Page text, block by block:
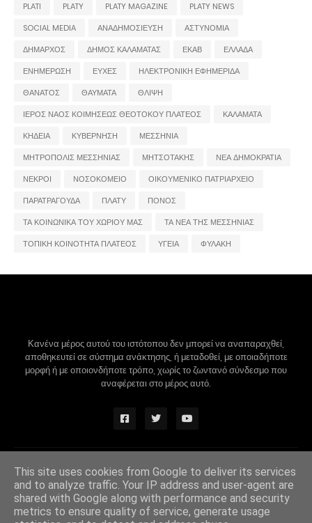
PLATI PLATY PLATY MAGAZINE
PLATY NEWS
SOCIAL MEDIA
ΑΝΑΔΗΜΟΣΙΕΥΣΗ
ΑΣΤΥΝΟΜΙΑ
ΔΗΜΑΡΧΟΣ
ΔΗΜΟΣ ΚΑΛΑΜΑΤΑΣ ΕΚΑΒ
ΕΛΛΑΔΑ
ΕΝΗΜΕΡΩΣΗ
ΕΥΧΕΣ
ΗΛΕΚΤΡΟΝΙΚΗ ΕΦΗΜΕΡΙΔΑ
ΘΑΝΑΤΟΣ
ΘΑΥΜΑΤΑ
ΘΛΙΨΗ
ΙΕΡΟΣ ΝΑΟΣ ΚΟΙΜΗΣΕΩΣ ΘΕΟΤΟΚΟΥ ΠΛΑΤΕΟΣ
ΚΑΛΑΜΑΤΑ
ΚΗΔΕΙΑ
ΚΥΒΕΡΝΗΣΗ
ΜΕΣΣΗΝΙΑ
ΜΗΤΡΟΠΟΛΙΣ ΜΕΣΣΗΝΙΑΣ
ΜΗΤΣΟΤΑΚΗΣ
ΝΕΑ ΔΗΜΟΚΡΑΤΙΑ
ΝΕΚΡΟΙ
ΝΟΣΟΚΟΜΕΙΟ
ΟΙΚΟΥΜΕΝΙΚΟ ΠΑΤΡΙΑΡΧΕΙΟ
ΠΑΡΑΤΡΑΓΟΥΔΑ
ΠΛΑΤΥ
ΠΟΝΟΣ
ΤΑ ΚΟΙΝΩΝΙΚΑ ΤΟΥ ΧΩΡΙΟΥ ΜΑΣ
ΤΑ ΝΕΑ ΤΗΣ ΜΕΣΣΗΝΙΑΣ
ΤΟΠΙΚΗ ΚΟΙΝΟΤΗΤΑ ΠΛΑΤΕΟΣ
ΥΓΕΙΑ ΦΥΛΑΚΗ
Κανένα μέρος αυτού του ιστότοπου δεν μπορεί να αναπαραχθεί,
αποθηκευτεί σε σύστημα ανάκτησης, ή μεταδοθεί, με οποιαδήποτε
μορφή ή με οποιονδήποτε τρόπο, χωρίς το ζωντανό σύνδεσμο που
αναφέρεται στο μέρος αυτό.
Design by - Blogger Themes |Blogger Templates
This site uses cookies from Google to deliver its services
and to analyze traffic. Your IP address and user-agent are
shared with Google along with performance and security
metrics to ensure quality of service, generate usage